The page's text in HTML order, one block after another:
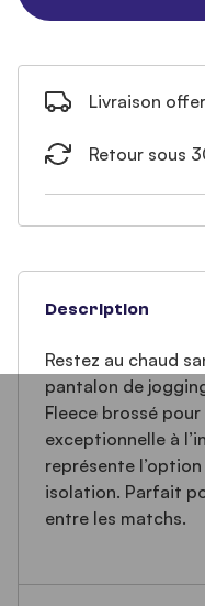
Livraison
Retour sous
Description
Restez au chaud
pantalon de
Fleece brossé
exceptionnelle à
représente
isolation. Parfait
entre les matchs.